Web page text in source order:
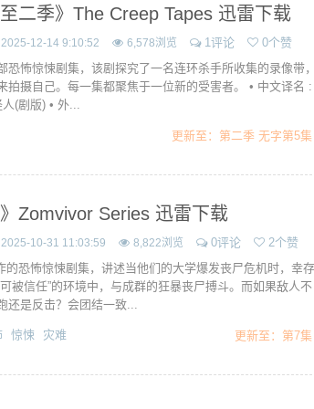
二季》The Creep Tapes 迅雷下载
2025-12-14 9:10:52 6,578浏览 1评论
0个赞
恐怖惊悚剧集，该剧探究了一名连环杀手所收集的录像带
拍摄自己。每一集都聚焦于一位新的受害者。 • 中文译名 :
(剧版) • 外...
更新至：第二季 无字第5集
Zomvivor Series 迅雷下载
2025-10-31 11:03:59 8,822浏览 0评论
2个赞
的恐怖惊悚剧集，讲述当他们的大学爆发丧尸危机时，幸存
被信任”的环境中，与成群的狂暴丧尸搏斗。而如果敌人不
还是反击？会团结一致...
惊悚 灾难 更新至：第7集